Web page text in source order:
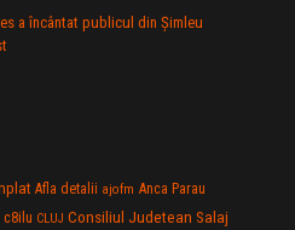
a încântat publicul din Şimleu
Afla detalii ajofm Anca Parau
c8ilu CLUJ Consiliul Judetean Salaj